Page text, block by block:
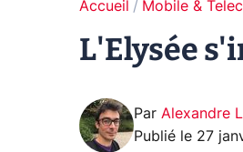
Accueil Mobile &
L'Elysée
Par Alexandre
Publié le 27